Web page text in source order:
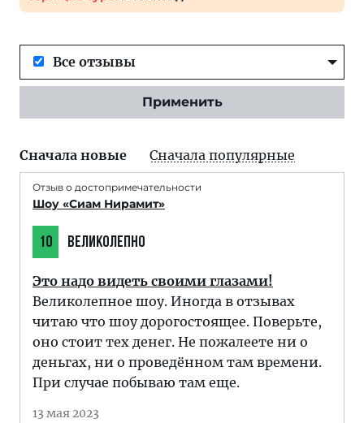
Все отзывы
Применить
Сначала новые Сначала популярные
Отзыв о достопримечательности
Шоу «Сиам Нирамит»
10 ВЕЛИКОЛЕПНО
Это надо видеть своими глазами!
Великолепное шоу. Иногда в отзывах
читаю что шоу дорогостоящее. Поверьте,
оно стоит тех денег. Не пожалеете ни о
деньгах, ни о проведённом там времени.
При случае побываю там еще.
13 мая 2023